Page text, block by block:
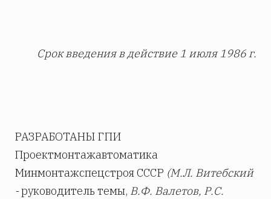
Срок введения в действие 1 июля 1986 г.
РАЗРАБОТАНЫ ГПИ
Проектмонтажавтоматика
Минмонтажспецстроя СССР (М.Л. Витебский
-руководитель темы, В.Ф. Валетов, Р.С.